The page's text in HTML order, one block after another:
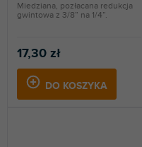
17,30 zł
DO KOSZYKA
Miedziana, pozłacana redukcja
gwintowa z 3/8” na 1/4”.